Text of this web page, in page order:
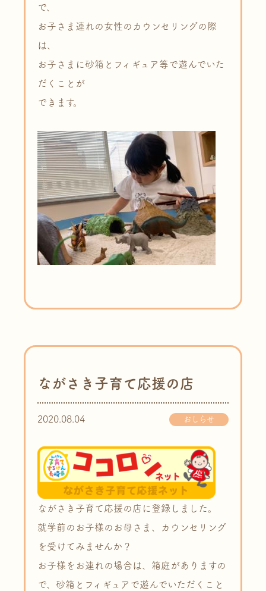
で、
お子さま連れの女性のカウンセリングの際
は、
お子さまに砂箱とフィギュア等で遊んでいた
だくことが
できます。
ながさき子育て応援の店
2020.08.04 おしらせ
ながさき子育て応援の店に登録しました。
就学前のお子様のお母さま、カウンセリング
を受けてみませんか？
お子様をお連れの場合は、箱庭がありますの
で、砂箱とフィギュアで遊んでいただくこと